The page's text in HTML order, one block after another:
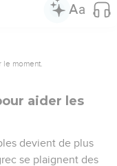
moment.
aider les
devient de plus
se plaignent des